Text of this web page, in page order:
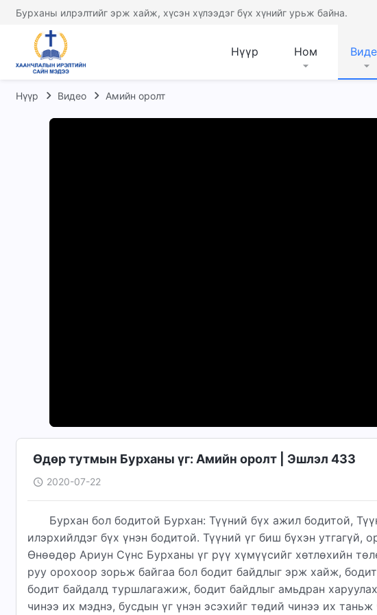
Бурханы илрэлтийг эрж хайж, хүсэн хүлээдэг бүх хүнийг урьж байна.
Нүүр Ном
Нүүр Видео Амийн оролт
Өдөр тутмын Бурханы үг: Амийн оролт | Эшлэл 433
2020-07-22
Бурхан бол бодитой Бурхан: Түүний бүх ажил бодитой,
илэрхийлдэг бүх үнэн бодитой. Түүний үг биш бүхэн утгагүй,
Өнөөдөр Ариун Сүнс Бурханы үг рүү хүмүүсийг хөтлөхийн
руу орохоор зорьж байгаа бол бодит байдлыг эрж хайж,
бодит байдалд туршлагажиж, бодит байдлыг амьдран
чинээ их мэднэ, бусдын үг үнэн эсэхийг төдий чинээ их